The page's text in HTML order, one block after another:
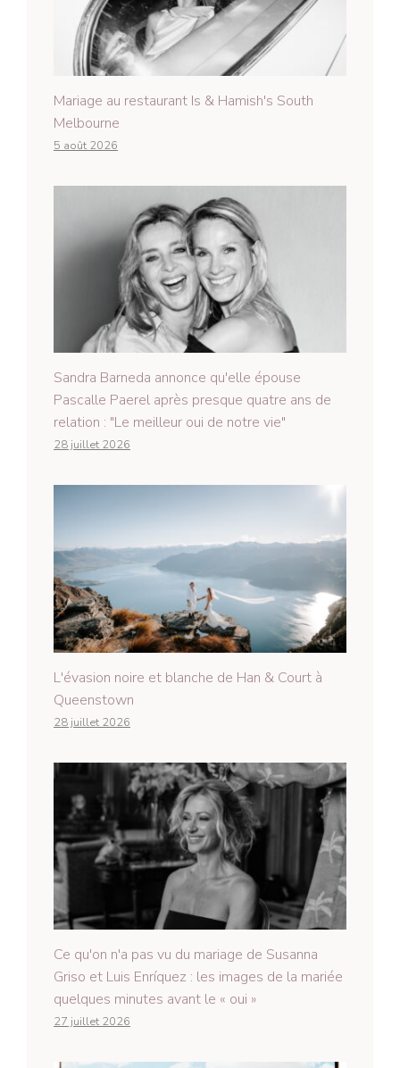
Mariage au restaurant Is & Hamish's South
Melbourne
5 août 2026
Sandra Barneda annonce qu'elle épouse
Pascalle Paerel après presque quatre ans de
relation : "Le meilleur oui de notre vie"
28 juillet 2026
L'évasion noire et blanche de Han & Court à
Queenstown
28 juillet 2026
Ce qu'on n'a pas vu du mariage de Susanna
Griso et Luis Enríquez : les images de la mariée
quelques minutes avant le « oui »
27 juillet 2026